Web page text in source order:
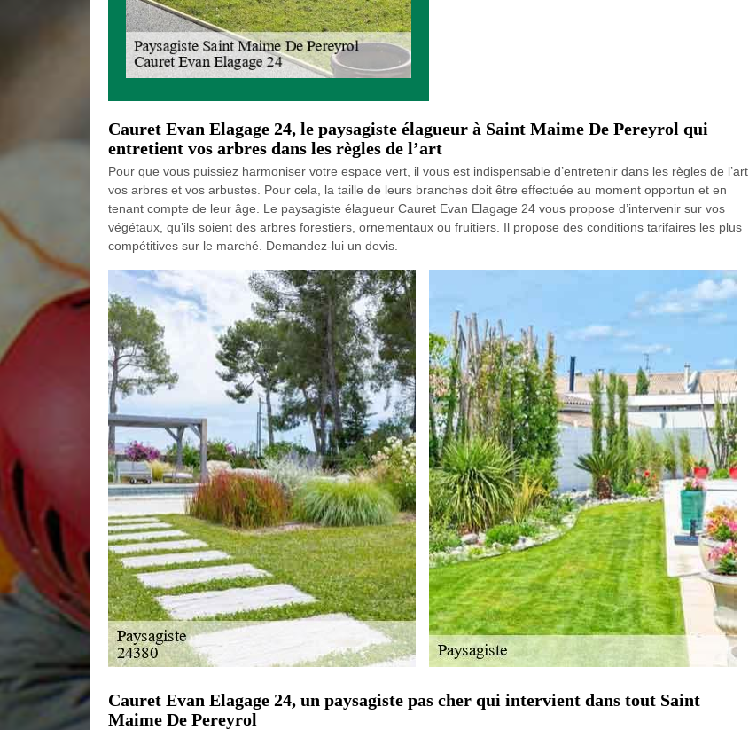
Cauret Evan Elagage 24, le paysagiste élagueur à Saint Maime De Pereyrol qui
entretient vos arbres dans les règles de l’art
Pour que vous puissiez harmoniser votre espace vert, il vous est indispensable d’entretenir dans les règles de l’art
vos arbres et vos arbustes. Pour cela, la taille de leurs branches doit être effectuée au moment opportun et en
tenant compte de leur âge. Le paysagiste élagueur Cauret Evan Elagage 24 vous propose d’intervenir sur vos
végétaux, qu’ils soient des arbres forestiers, ornementaux ou fruitiers. Il propose des conditions tarifaires les plus
compétitives sur le marché. Demandez-lui un devis.
Cauret Evan Elagage 24, un paysagiste pas cher qui intervient dans tout Saint
Maime De Pereyrol